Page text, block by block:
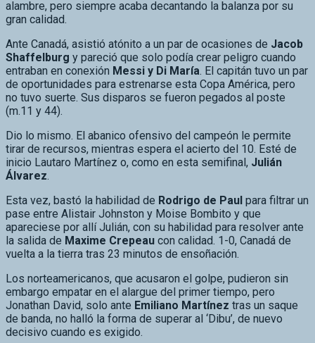
Ante Canadá, asistió atónito a un par de ocasiones de
entraban en conexiónMessi y Di María . El capitán tuvo un par
de oportunidades para estrenarse esta Copa América, pero
no tuvo suerte. Sus disparos se fueron pegados al poste
(m.11 y 44).
Dio lo mismo. El abanico ofensivo del campeón le permite
tirar de recursos, mientras espera el acierto del 10. Esté de
inicio Lautaro Martínez o, como en esta semifinal, Julián
Álvarez.
Esta vez, bastó la habilidad de
apareciese por allí Julián, con su habilidad para resolver ante
la salida deMaxime Crepeaucon calidad. 1-0, Canadá de
vuelta a la tierra tras 23 minutos de ensoñación.
Los norteamericanos, que acusaron el golpe, pudieron sin
Jonathan David, solo ante Emiliano Martíneztras un saque
de banda, no halló la forma de superar al ‘Dibu’, de nuevo
decisivo cuando es exigido.
Ahí acabaron sus opciones. Tras el entretiempo Argentina ya